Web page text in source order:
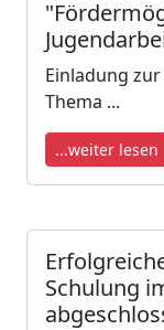
Einladung
Thema ...
...weiter lesen
Schulung